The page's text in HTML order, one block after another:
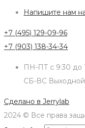
Напишите нам
+7 (495) 129-09-96
+7 (903) 138-34-34
ПН-ПТ с 9:30 до
СБ-ВС Выходной
Сделано в Jerrylab
2024 © Все права